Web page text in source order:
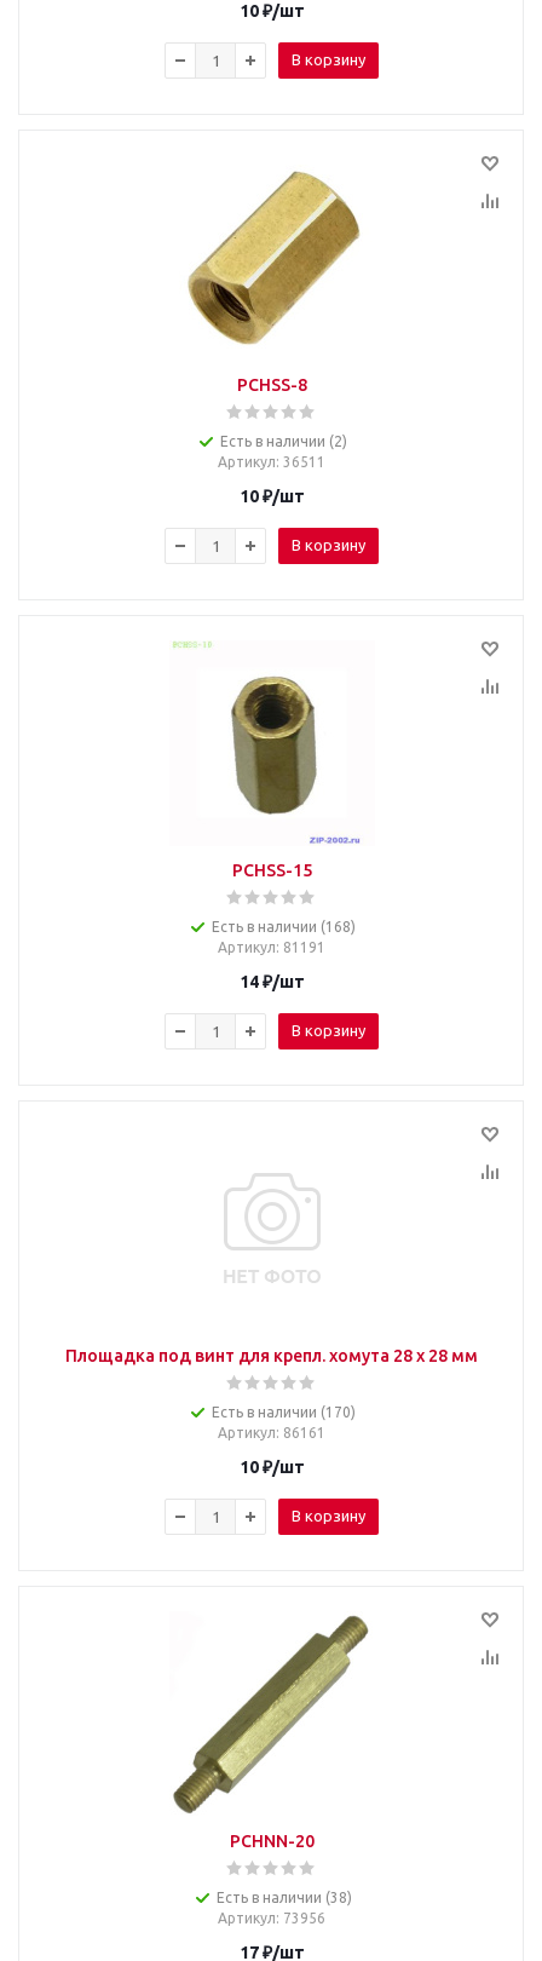
10₽/шт
В корзину
PCHSS-8
Есть в наличии (2)
Артикул: 36511
10₽/шт
В корзину
PCHSS-15
Есть в наличии (168)
Артикул: 81191
14₽/шт
В корзину
Площадка под винт для крепл. хомута 28 х 28 мм
Есть в наличии (170)
Артикул: 86161
10₽/шт
В корзину
PCHNN-20
Есть в наличии (38)
Артикул: 73956
17₽/шт